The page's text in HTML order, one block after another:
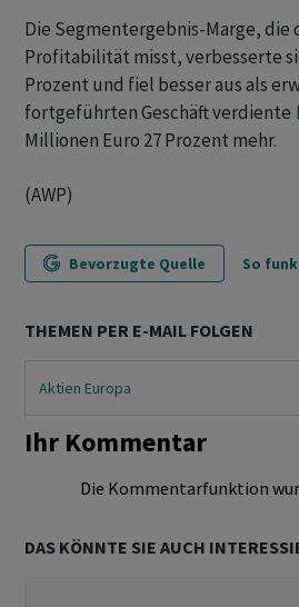
Die Segmentergebnis-Marge, die
Profitabilität misst, verbesserte
Prozent und fiel besser aus als
fortgeführten Geschäft verdiente
Millionen Euro 27 Prozent mehr.
(AWP)
Bevorzugte Quelle So
THEMEN PER E-MAIL FOLGEN
Aktien Europa
Ihr Kommentar
Die Kommentarfunktion
DAS KÖNNTE SIE AUCH